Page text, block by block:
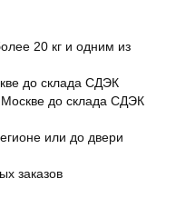
20 кг и одним из
до склада СДЭК
Москве до склада СДЭК
или до двери
заказов